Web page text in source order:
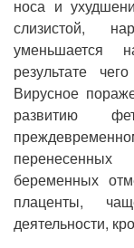
носа и
слизистой,
уменьшается
результате
Вирусное
развитию
беременных
плаценты,
деятельности,